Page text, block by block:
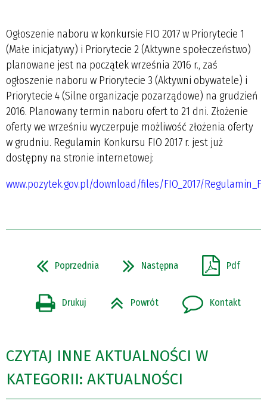
Ogłoszenie naboru w konkursie FIO 2017 w Priorytecie 1
(Małe inicjatywy) i Priorytecie 2 (Aktywne społeczeństwo)
planowane jest na początek września 2016 r., zaś
ogłoszenie naboru w Priorytecie 3 (Aktywni obywatele) i
Priorytecie 4 (Silne organizacje pozarządowe) na grudzień
2016. Planowany termin naboru ofert to 21 dni. Złożenie
oferty we wrześniu wyczerpuje możliwość złożenia oferty
w grudniu. Regulamin Konkursu FIO 2017 r. jest już
dostępny na stronie internetowej:
www.pozytek.gov.pl/download/files/FIO_2017/
Poprzednia Następna Pdf
Drukuj Powrót Kontakt
CZYTAJ INNE AKTUALNOŚCI W
KATEGORII: AKTUALNOŚCI